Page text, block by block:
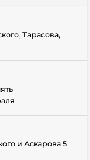
Тарасова,
и Аскарова 5